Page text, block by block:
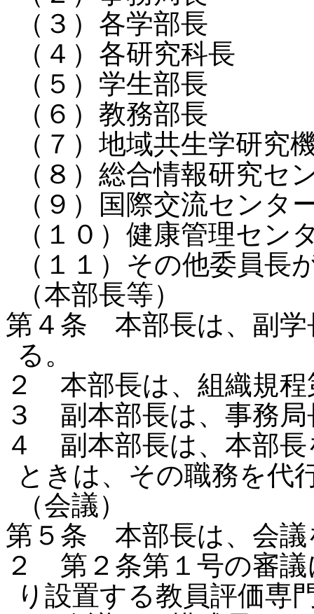
（３）各学部長
（４）各研究科長
（５）学生部長
（６）教務部長
（７）地域共生学研究
（８）総合情報研究セ
（９）国際交流センタ
（１０）健康管理セン
（１１）その他委員長
（本部長等）
第４条 本部長は、副学
る。
２ 本部長は、組織規程
３ 副本部長は、事務局
４ 副本部長は、本部長
ときは、その職務を代
（会議）
第５条 本部長は、会議
２ 第２条第１号の審議
り設置する教員評価専